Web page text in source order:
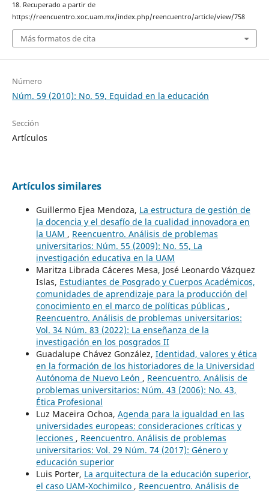
18. Recuperado a partir de
https://reencuentro.xoc.uam.mx/index.php/reencuentro/article/view/758
Más formatos de cita
Número
Núm. 59 (2010): No. 59, Equidad en la educación
Sección
Artículos
Artículos similares
Guillermo Ejea Mendoza, La estructura de gestión de
la docencia y el desafío de la cualidad innovadora en
la UAM , Reencuentro. Análisis de problemas
universitarios: Núm. 55 (2009): No. 55, La
investigación educativa en la UAM
Maritza Librada Cáceres Mesa, José Leonardo Vázquez
Islas, Estudiantes de Posgrado y Cuerpos Académicos,
comunidades de aprendizaje para la producción del
conocimiento en el marco de políticas públicas ,
Reencuentro. Análisis de problemas universitarios:
Vol. 34 Núm. 83 (2022): La enseñanza de la
investigación en los posgrados II
Guadalupe Chávez González, Identidad, valores y ética
en la formación de los historiadores de la Universidad
Autónoma de Nuevo León , Reencuentro. Análisis de
problemas universitarios: Núm. 43 (2006): No. 43,
Ética Profesional
Luz Maceira Ochoa, Agenda para la igualdad en las
universidades europeas: consideraciones críticas y
lecciones , Reencuentro. Análisis de problemas
universitarios: Vol. 29 Núm. 74 (2017): Género y
educación superior
Luis Porter, La arquitectura de la educación superior,
el caso UAM-Xochimilco , Reencuentro. Análisis de